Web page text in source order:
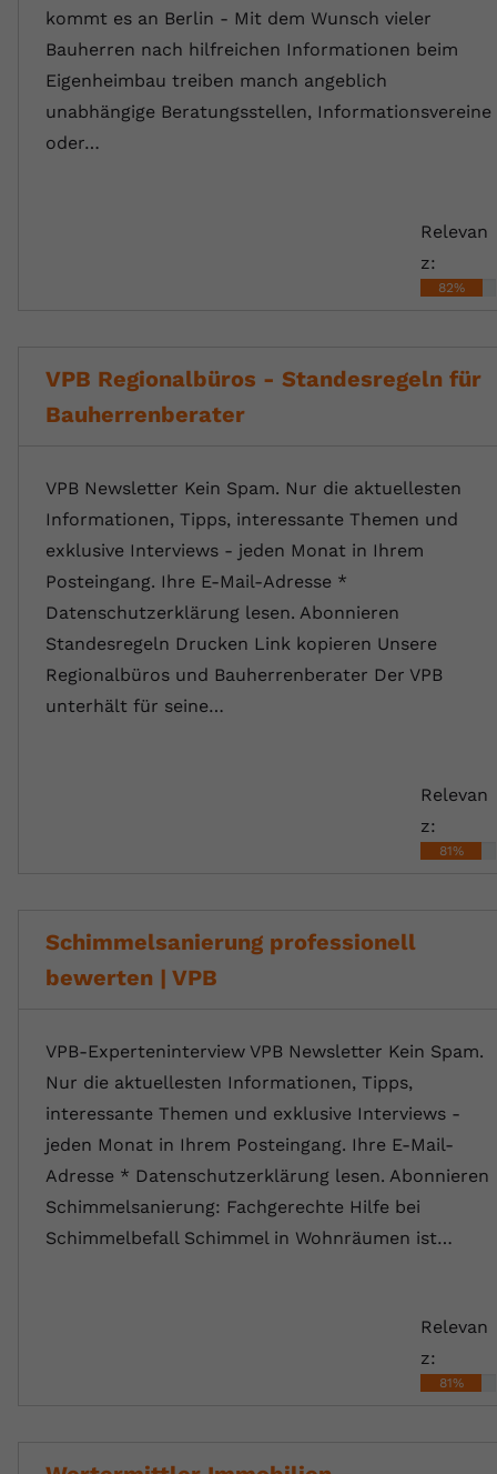
kommt es an Berlin - Mit dem Wunsch vieler
Bauherren nach hilfreichen Informationen beim
Eigenheimbau treiben manch angeblich
unabhängige Beratungsstellen, Informationsvereine
oder…
Relevan
z:
82%
VPB Regionalbüros - Standesregeln für
Bauherrenberater
VPB Newsletter Kein Spam. Nur die aktuellesten
Informationen, Tipps, interessante Themen und
exklusive Interviews - jeden Monat in Ihrem
Posteingang. Ihre E-Mail-Adresse *
Datenschutzerklärung lesen. Abonnieren
Standesregeln Drucken Link kopieren Unsere
Regionalbüros und Bauherrenberater Der VPB
unterhält für seine…
Relevan
z:
81%
Schimmelsanierung professionell
bewerten | VPB
VPB-Experteninterview VPB Newsletter Kein Spam.
Nur die aktuellesten Informationen, Tipps,
interessante Themen und exklusive Interviews -
jeden Monat in Ihrem Posteingang. Ihre E-Mail-
Adresse * Datenschutzerklärung lesen. Abonnieren
Schimmelsanierung: Fachgerechte Hilfe bei
Schimmelbefall Schimmel in Wohnräumen ist…
Relevan
z:
81%